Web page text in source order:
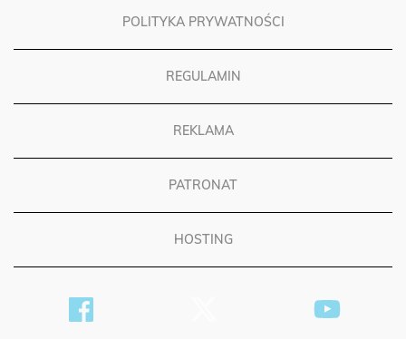
POLITYKA PRYWATNOŚCI
REGULAMIN
REKLAMA
PATRONAT
HOSTING